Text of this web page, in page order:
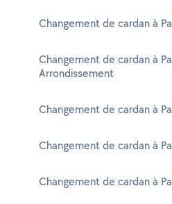
Changement de cardan à
Changement de cardan à
Arrondissement
Changement de cardan à
Changement de cardan à
Changement de cardan à